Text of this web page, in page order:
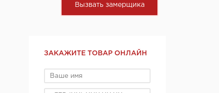
Вызвать замерщика
ЗАКАЖИТЕ ТОВАР ОНЛАЙН